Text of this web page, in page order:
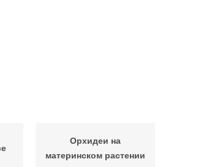
Орхидеи на
материнском растении